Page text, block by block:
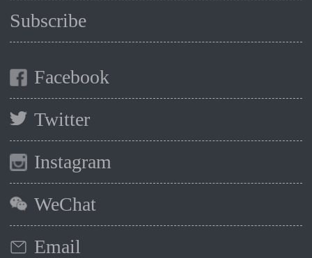
Subscribe
Facebook
Twitter
Instagram
WeChat
Email